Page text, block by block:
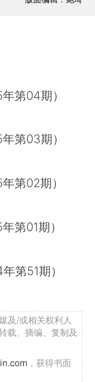
第04期）
第03期）
第02期）
第01期）
第51期）
及/或相关权利人
载、摘编、复制及
，获得书面